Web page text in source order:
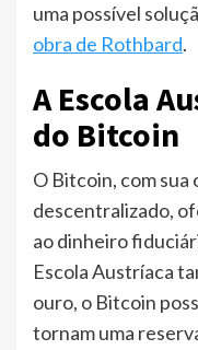
uma possível
obra de Rothbard.
A Escola
do Bitcoin
O Bitcoin, com
descentralizado,
ao dinheiro
Escola Austríaca
ouro, o Bitcoin
tornam uma